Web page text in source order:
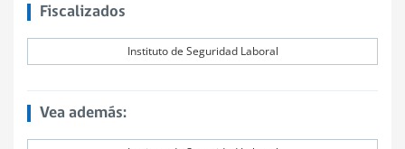
Fiscalizados
Instituto de Seguridad Laboral
Vea además: